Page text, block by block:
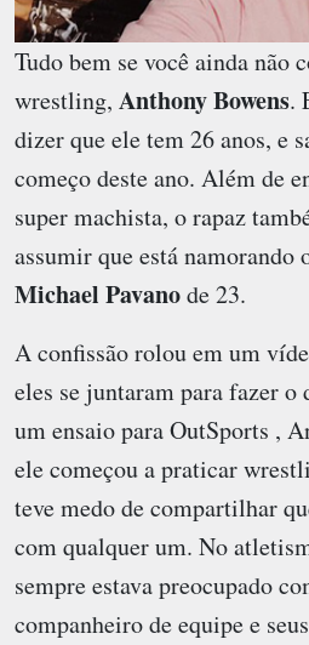
Tudo bem se você ainda não
wrestling, Anthony Bowens.
dizer que ele tem 26 anos, e
começo deste ano. Além de
super machista, o rapaz
assumir que está namorando
Michael Pavanode 23.
A confissão rolou em um
eles se juntaram para fazer o
um ensaio para OutSports ,
ele começou a praticar
teve medo de compartilhar
com qualquer um. No
sempre estava preocupado
companheiro de equipe e